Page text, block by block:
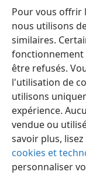
Pour vous offrir
nous utilisons
similaires.
fonctionnement
être refusés.
l'utilisation de
utilisons
expérience.
vendue ou
savoir plus, lisez
cookies et
personnaliser
29 De plus,
êtes vraiment la
héritiers+ par
Copyright © 2026
Paramètres de